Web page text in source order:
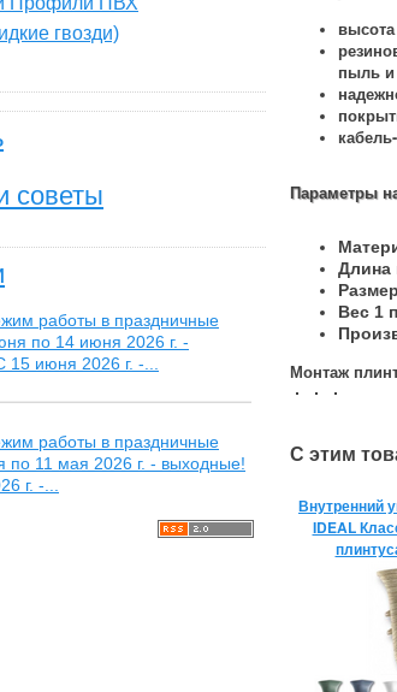
гвозди)
советы
работы в праздничные
по 14 июня 2026 г. -
июня 2026 г. -...
работы в праздничные
по 11 мая 2026 г. - выходные!
г. -...
пыль и
Параметры
Длина
Вес 1
Монтаж
С этим
Внутренний
IDEAL